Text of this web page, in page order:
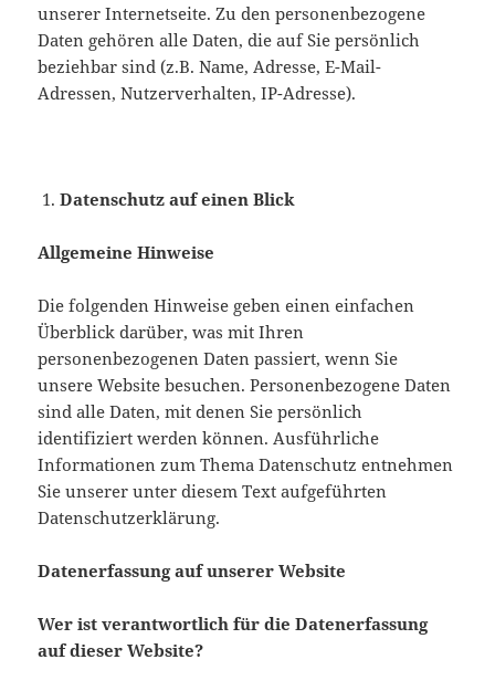
unserer Internetseite. Zu den personenbezogene
Daten gehören alle Daten, die auf Sie persönlich
beziehbar sind (z.B. Name, Adresse, E-Mail-
Adressen, Nutzerverhalten, IP-Adresse).
Datenschutz auf einen Blick
Allgemeine Hinweise
Die folgenden Hinweise geben einen einfachen
Überblick darüber, was mit Ihren
personenbezogenen Daten passiert, wenn Sie
unsere Website besuchen. Personenbezogene Daten
sind alle Daten, mit denen Sie persönlich
identifiziert werden können. Ausführliche
Informationen zum Thema Datenschutz entnehmen
Sie unserer unter diesem Text aufgeführten
Datenschutzerklärung.
Datenerfassung auf unserer Website
Wer ist verantwortlich für die Datenerfassung
auf dieser Website?